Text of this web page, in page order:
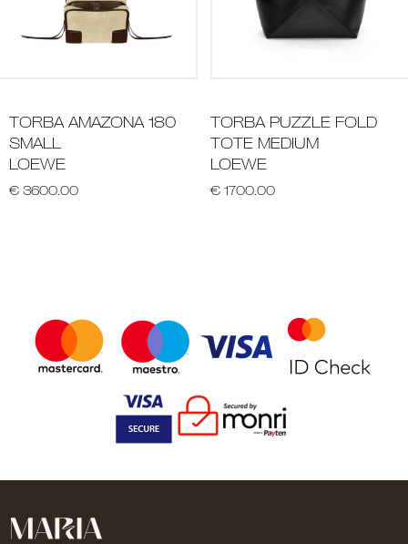
TORBA AMAZONA 180
SMALL
LOEWE
€ 3600.00
TORBA PUZZLE FOLD
TOTE MEDIUM
LOEWE
€ 1700.00